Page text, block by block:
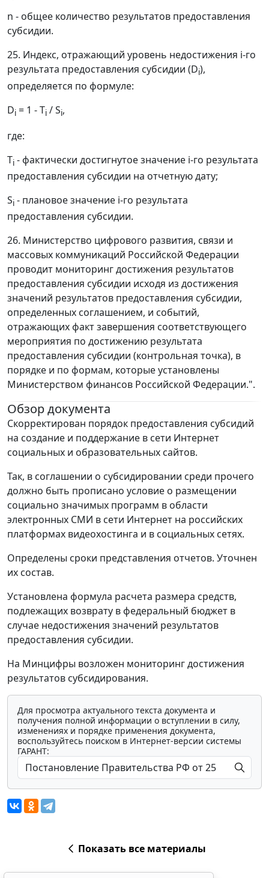
n - общее количество результатов предоставления
субсидии.
25. Индекс, отражающий уровень недостижения i-го
результата предоставления субсидии (Di),
определяется по формуле:
Di = 1 - Ti / Si,
где:
Ti - фактически достигнутое значение i-го результата
предоставления субсидии на отчетную дату;
Si - плановое значение i-го результата
предоставления субсидии.
26. Министерство цифрового развития, связи и
массовых коммуникаций Российской Федерации
проводит мониторинг достижения результатов
предоставления субсидии исходя из достижения
значений результатов предоставления субсидии,
определенных соглашением, и событий,
отражающих факт завершения соответствующего
мероприятия по достижению результата
предоставления субсидии (контрольная точка), в
порядке и по формам, которые установлены
Министерством финансов Российской Федерации.".
Обзор документа
Скорректирован порядок предоставления субсидий
на создание и поддержание в сети Интернет
социальных и образовательных сайтов.
Так, в соглашении о субсидировании среди прочего
должно быть прописано условие о размещении
социально значимых программ в области
электронных СМИ в сети Интернет на российских
платформах видеохостинга и в социальных сетях.
Определены сроки представления отчетов. Уточнен
их состав.
Установлена формула расчета размера средств,
подлежащих возврату в федеральный бюджет в
случае недостижения значений результатов
предоставления субсидии.
На Минцифры возложен мониторинг достижения
результатов субсидирования.
Для просмотра актуального текста документа и
получения полной информации о вступлении в силу,
изменениях и порядке применения документа,
воспользуйтесь поиском в Интернет-версии системы
ГАРАНТ:
Показать все материалы